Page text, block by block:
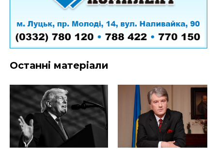
Останні матеріали